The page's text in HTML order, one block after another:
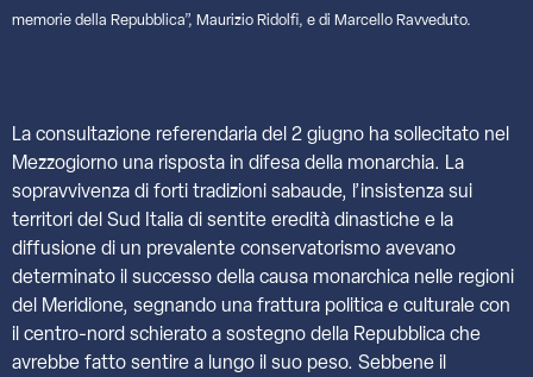
memorie della Repubblica”, Maurizio Ridolfi, e di Marcello Ravveduto.
La consultazione referendaria del 2 giugno ha sollecitato nel
Mezzogiorno una risposta in difesa della monarchia. La
sopravvivenza di forti tradizioni sabaude, l’insistenza sui
territori del Sud Italia di sentite eredità dinastiche e la
diffusione di un prevalente conservatorismo avevano
determinato il successo della causa monarchica nelle regioni
del Meridione, segnando una frattura politica e culturale con
il centro-nord schierato a sostegno della Repubblica che
avrebbe fatto sentire a lungo il suo peso. Sebbene il